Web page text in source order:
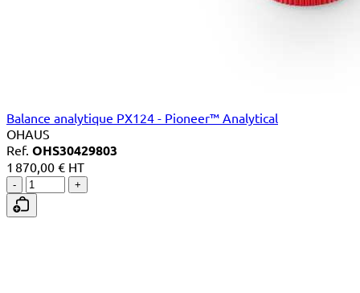
Balance analytique PX124 - Pioneer™ Analytical
OHAUS
Ref. OHS30429803
1 870,00 € HT
- +